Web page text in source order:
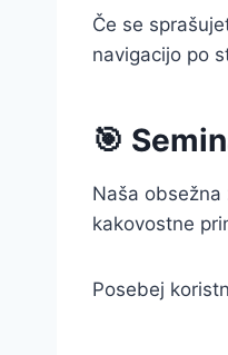
Če se
navigacijo po
🎯
Naša obsežna
kakovostne
Posebej